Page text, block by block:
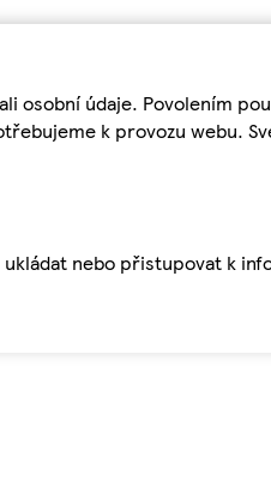
osobní údaje. Povolením
k provozu webu.
nebo přistupovat k